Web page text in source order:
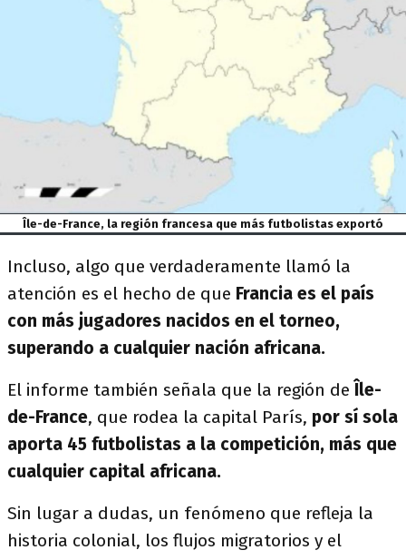
Île-de-France, la región francesa que más futbolistas exportó
Incluso, algo que verdaderamente llamó la
atención es el hecho de que Francia es el país
con más jugadores nacidos en el torneo,
superando a cualquier nación africana.
El informe también señala que la región de Île-
de-France, que rodea la capital París, por sí sola
aporta 45 futbolistas a la competición, más que
cualquier capital africana.
Sin lugar a dudas, un fenómeno que refleja la
historia colonial, los flujos migratorios y el